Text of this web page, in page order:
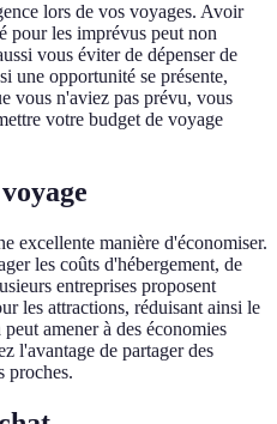
lors de vos voyages. Avoir
pour les imprévus peut non
vous éviter de dépenser de
une opportunité se présente,
vous n'aviez pas prévu, vous
votre budget de voyage
excellente manière d'économiser.
les coûts d'hébergement, de
entreprises proposent
les attractions, réduisant ainsi le
amener à des économies
l'avantage de partager des
proches.